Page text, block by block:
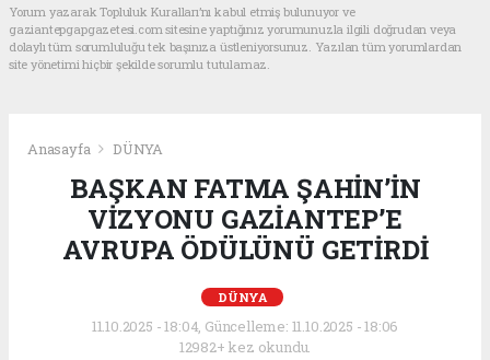
Yorum yazarak Topluluk Kuralları’nı kabul etmiş bulunuyor ve
gaziantepgapgazetesi.com sitesine yaptığınız yorumunuzla ilgili doğrudan veya
dolaylı tüm sorumluluğu tek başınıza üstleniyorsunuz. Yazılan tüm yorumlardan
site yönetimi hiçbir şekilde sorumlu tutulamaz.
Anasayfa DÜNYA
BAŞKAN FATMA ŞAHİN’İN
VİZYONU GAZİANTEP’E
AVRUPA ÖDÜLÜNÜ GETİRDİ
DÜNYA
11.10.2025 - 18:04, Güncelleme: 11.10.2025 - 18:06
12982+ kez okundu.